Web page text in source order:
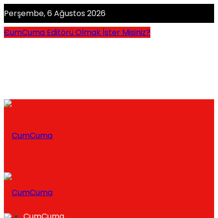
Perşembe, 6 Ağustos 2026
CumCuma Editörü Olmak İster Misiniz?